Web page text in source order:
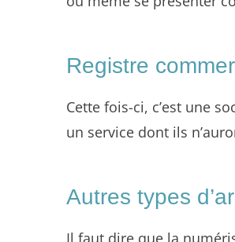
Registre
Cette fois-ci, c’est une
un service dont ils
Autres types
Il faut dire que la